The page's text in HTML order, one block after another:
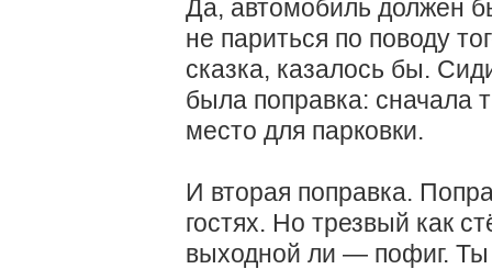
Да, автомобиль должен
не париться по поводу
сказка, казалось бы.
была поправка: сначала
место для парковки.
И вторая поправка.
гостях. Но трезвый как
выходной ли — пофиг.